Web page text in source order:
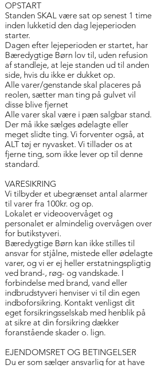
OPSTART
Standen SKAL være sat op senest 1 time
inden lukketid den dag lejeperioden
starter.
Dagen efter lejeperioden er startet, har
Bæredygtige Børn lov til, uden refusion
af standleje, at leje standen ud til anden
side, hvis du ikke er dukket op.
Alle varer/genstande skal placeres på
reolen, sætter man ting på gulvet vil
disse blive fjernet
Alle varer skal være i pæn salgbar stand.
Der må ikke sælges ødelagte eller
meget slidte ting. Vi forventer også, at
ALT tøj er nyvasket. Vi tillader os at
fjerne ting, som ikke lever op til denne
standard.
VARESIKRING
Vi tilbyder et ubegrænset antal alarmer
til varer fra 100kr. og op.
Lokalet er videoovervåget og
personalet er almindelig overvågen over
for butikstyveri.
Bæredygtige Børn kan ikke stilles til
ansvar for stjålne, mistede eller ødelagte
varer, og vi er ej heller erstatningspligtig
ved brand-, røg- og vandskade. I
forbindelse med brand, vand eller
indbrudstyveri henviser vi til din egen
indboforsikring. Kontakt venligst dit
eget forsikringsselskab med henblik på
at sikre at din forsikring dækker
foranstående skader o. lign.
EJENDOMSRET OG BETINGELSER
Du er som sælger ansvarlig for at have